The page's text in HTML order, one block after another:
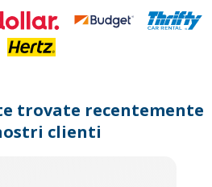
trovate recentemente
clienti